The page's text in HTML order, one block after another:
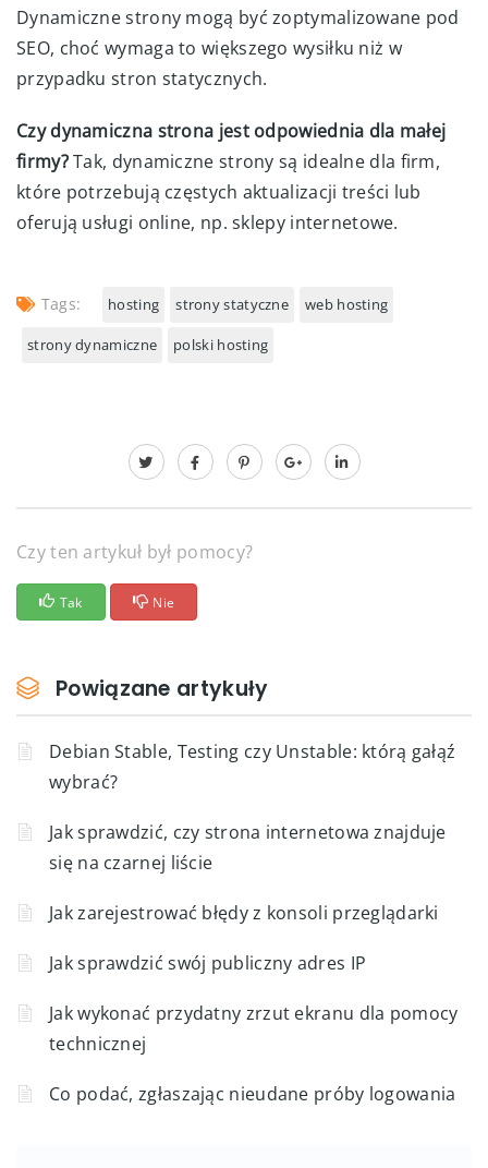
Dynamiczne strony mogą być zoptymalizowane pod
SEO, choć wymaga to większego wysiłku niż w
przypadku stron statycznych.
Czy dynamiczna strona jest odpowiednia dla małej
firmy?Tak, dynamiczne strony są idealne dla firm,
które potrzebują częstych aktualizacji treści lub
oferują usługi online, np. sklepy internetowe.
Tags: hosting strony statyczne web hosting
strony dynamiczne polski hosting
Czy ten artykuł był pomocy?
Tak Nie
Powiązane artykuły
Debian Stable, Testing czy Unstable: którą gałąź
wybrać?
Jak sprawdzić, czy strona internetowa znajduje
się na czarnej liście
Jak zarejestrować błędy z konsoli przeglądarki
Jak sprawdzić swój publiczny adres IP
Jak wykonać przydatny zrzut ekranu dla pomocy
technicznej
Co podać, zgłaszając nieudane próby logowania